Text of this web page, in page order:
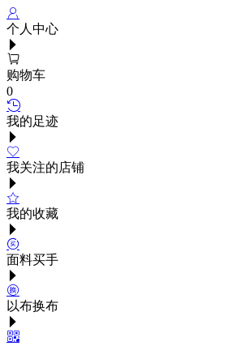
个人中心
购物车
0
我的足迹
我关注的店铺
我的收藏
面料买手
以布换布